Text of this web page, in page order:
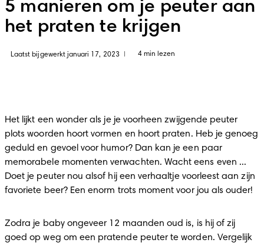
5 manieren om je peuter aan
het praten te krijgen
Laatst bijgewerkt januari 17, 2023 4 min lezen
Het lijkt een wonder als je je voorheen zwijgende peuter
plots woorden hoort vormen en hoort praten. Heb je genoeg
geduld en gevoel voor humor? Dan kan je een paar
memorabele momenten verwachten. Wacht eens even ...
Doet je peuter nou alsof hij een verhaaltje voorleest aan zijn
favoriete beer? Een enorm trots moment voor jou als ouder!
Zodra je baby ongeveer 12 maanden oud is, is hij of zij
goed op weg om een pratende peuter te worden. Vergelijk